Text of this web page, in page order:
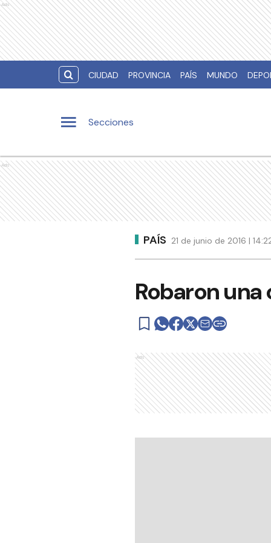
Ads
CIUDAD PROVINCIA PAÍS MUNDO
Secciones
Ads
PAÍS 21 de junio de 2016 |
Robaron
Ads